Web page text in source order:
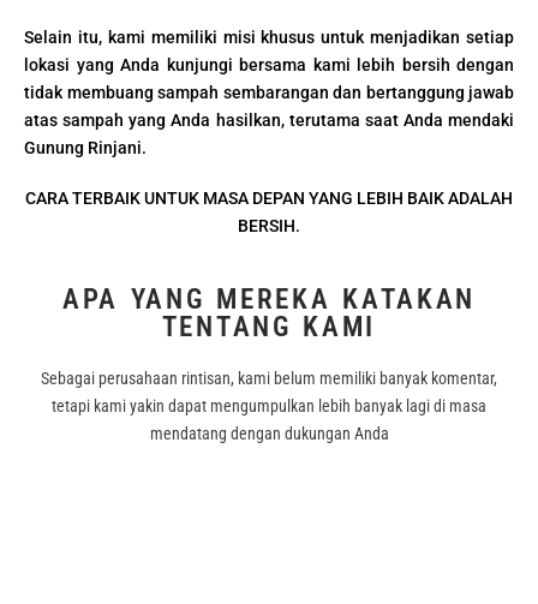
Selain itu, kami memiliki misi khusus untuk menjadikan setiap
lokasi yang Anda kunjungi bersama kami lebih bersih dengan
tidak membuang sampah sembarangan dan bertanggung jawab
atas sampah yang Anda hasilkan, terutama saat Anda mendaki
Gunung Rinjani.
CARA TERBAIK UNTUK MASA DEPAN YANG LEBIH BAIK ADALAH
BERSIH.
APA YANG MEREKA KATAKAN
TENTANG KAMI
Sebagai perusahaan rintisan, kami belum memiliki banyak komentar,
tetapi kami yakin dapat mengumpulkan lebih banyak lagi di masa
mendatang dengan dukungan Anda